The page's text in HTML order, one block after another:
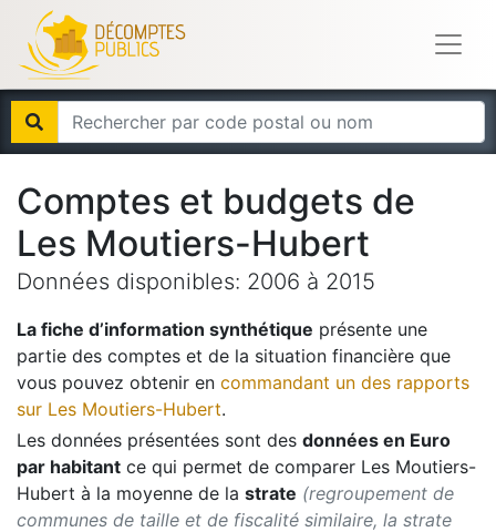
Comptes et budgets de
Les Moutiers-Hubert
Données disponibles: 2006 à 2015
La fiche d’information synthétique présente une
partie des comptes et de la situation financière que
vous pouvez obtenir en commandant un des rapports
sur Les Moutiers-Hubert.
Les données présentées sont des données en Euro
par habitant ce qui permet de comparer Les Moutiers-
Hubert à la moyenne de la strate (regroupement de
communes de taille et de fiscalité similaire, la strate